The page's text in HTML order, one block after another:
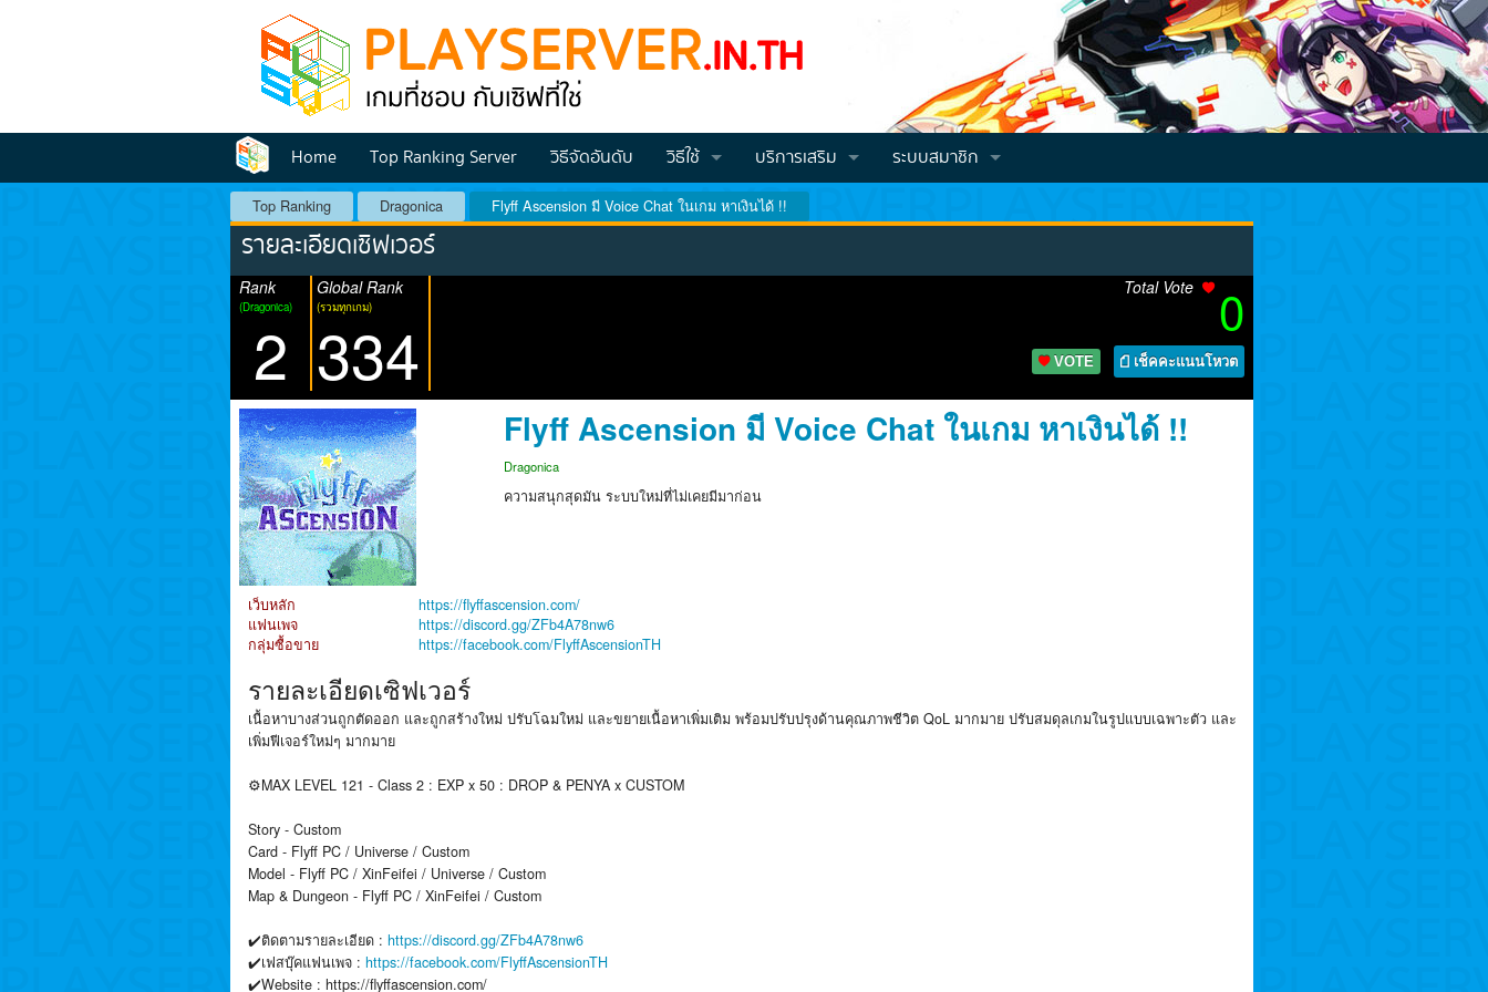
Home Top Ranking Server วิธีจัดอันดับ
วิธีใช้
วิธีโหวต VOTE
บริการเสริม
Vote คูณ2
ระบบสมาชิก
Top Ranking Dragonica Flyff Ascension มี Voice Chat ในเกม หาเงินได้ !!
รายละเอียดเซิฟเวอร์
Rank
(Dragonica)
2
Global Rank
(รวมทุกเกม)
334
Total Vote 0
VOTE เช็คคะแนนโหวต
Flyff Ascension มี Voice Chat ในเกม หาเงินได้ !!
Dragonica
ความสนุกสุดมัน ระบบใหม่ที่ไม่เคยมีมาก่อน
เว็บหลัก
https://flyffascension.com/
แฟนเพจ
https://discord.gg/ZFb4A78nw6
กลุ่มซื้อขาย
https://facebook.com/FlyffAscensionTH
รายละเอียดเซิฟเวอร์
เนื้อหาบางส่วนถูกตัดออก และถูกสร้างใหม่ ปรับโฉมใหม่ และขยายเนื้อหาเพิ่มเติม พร้อมปรับปรุงด้านคุณภาพชีวิต QoL มากมาย ปรับสมดุลเกมในรูปแบบเฉพาะตัว และ
เพิ่มฟีเจอร์ใหม่ๆ มากมาย
⚙️MAX LEVEL 121 - Class 2 : EXP x 50 : DROP & PENYA x CUSTOM
Story - Custom
Card - Flyff PC / Universe / Custom
Model - Flyff PC / XinFeifei / Universe / Custom
Map & Dungeon - Flyff PC / XinFeifei / Custom
✔️ติดตามรายละเอียด : https://discord.gg/ZFb4A78nw6
✔️เฟสบุ๊คแฟนเพจ : https://facebook.com/FlyffAscensionTH
✔️Website : https://flyffascension.com/